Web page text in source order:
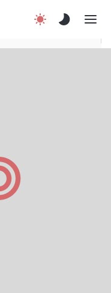
Rólunk
Korábbi évek